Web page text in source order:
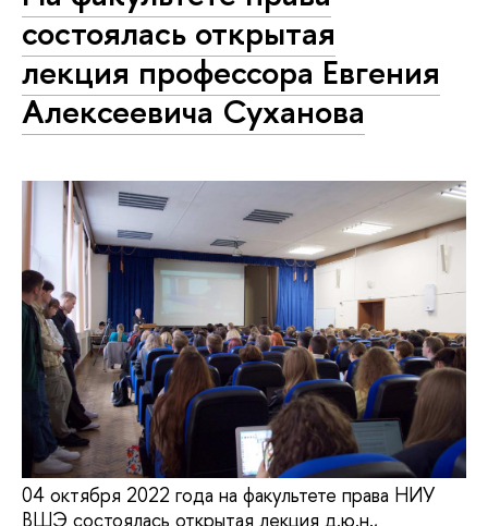
состоялась открытая
лекция профессора Евгения
Алексеевича Суханова
04 октября 2022 года на факультете права НИУ
ВШЭ состоялась открытая лекция д.ю.н.,